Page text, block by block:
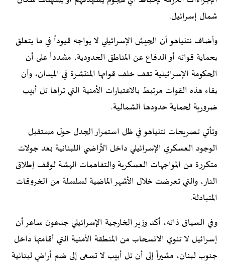
شمال إسرائيل.
وأضاف نتنياهو أن الجيش الإسرائيلي لا يواجه قيوداً في ما يتعلق
بحماية قواته أو الدفاع عن المناطق الحدودية، مشدداً على أن
الحكومة الإسرائيلية تقف خلف قواتها المنتشرة في الميدان، وأن
بقاء هذه القوات مرتبط بالاعتبارات الأمنية التي تراها تل أبيب
ضرورية لحماية حدودها الشمالية.
وتأتي تصريحات نتنياهو في ظل استمرار الجدل حول مستقبل
الوجود العسكري الإسرائيلي داخل الأراضي اللبنانية بعد جولات
متكررة من المواجهات العسكرية والتفاهمات الهشة لوقف إطلاق
النار، والتي تعرضت خلال الأشهر الماضية لسلسلة من الخروقات
المتبادلة.
وفي السياق ذاته، أكد وزير الخارجية الإسرائيلي جدعون ساعر أن
إسرائيل لا تنوي الانسحاب من المنطقة الأمنية التي أقامتها داخل
جنوب لبنان، مشيراً إلى أن تل أبيب لا تسعى إلى ضم أراضٍ لبنانية